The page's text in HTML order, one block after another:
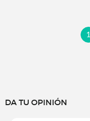
1
DA TU OPINIÓN